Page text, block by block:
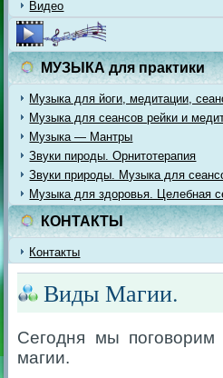
Видео
МУЗЫКА для практики
Музыка для йоги, медитации,
Музыка для сеансов рейки и
Музыка — Мантры
Звуки пироды. Орнитотерапия
Звуки природы. Музыка для
Музыка для здоровья. Целебная
КОНТАКТЫ
Контакты
Виды Магии.
Сегодня мы
магии.